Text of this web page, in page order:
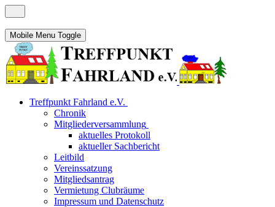
Mobile Menu Toggle
Treffpunkt Fahrland e.V.
Chronik
Mitgliederversammlung
aktuelles Protokoll
aktueller Sachbericht
Leitbild
Vereinssatzung
Mitgliedsantrag
Vermietung Clubräume
Impressum und Datenschutz